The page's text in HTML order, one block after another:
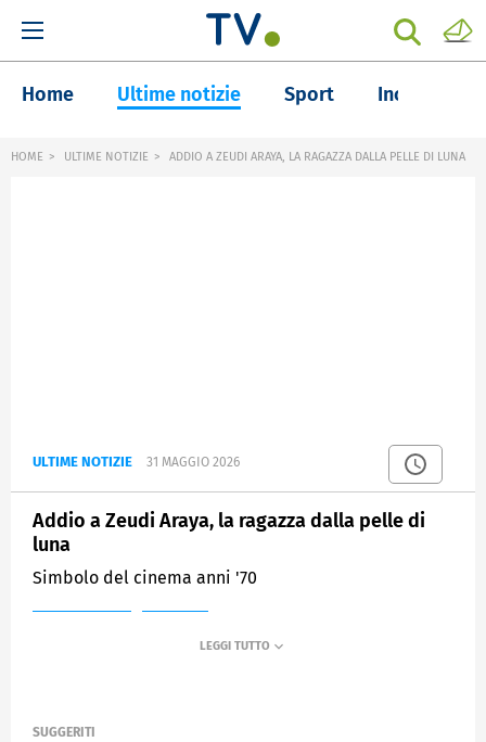
Home Ultime notizie Sport Inchieste
HOME ULTIME NOTIZIE ADDIO A ZEUDI ARAYA, LA RAGAZZA DALLA PELLE DI LUNA
ULTIME NOTIZIE 31 MAGGIO 2026
Addio a Zeudi Araya, la ragazza dalla pelle di
luna
Simbolo del cinema anni '70
SUGGERITI